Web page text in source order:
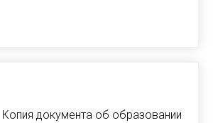
Копия документа об образовании